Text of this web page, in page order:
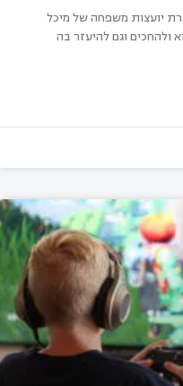
יועצות משפחה של מיכל
ולהחכים וגם להיעזר בה